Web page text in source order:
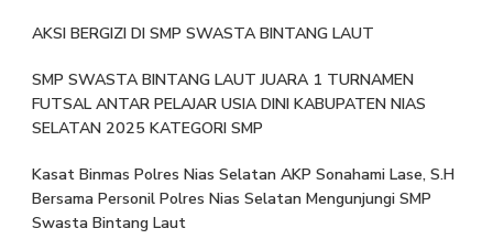
AKSI BERGIZI DI SMP SWASTA BINTANG LAUT
SMP SWASTA BINTANG LAUT JUARA 1 TURNAMEN
FUTSAL ANTAR PELAJAR USIA DINI KABUPATEN NIAS
SELATAN 2025 KATEGORI SMP
Kasat Binmas Polres Nias Selatan AKP Sonahami Lase, S.H
Bersama Personil Polres Nias Selatan Mengunjungi SMP
Swasta Bintang Laut